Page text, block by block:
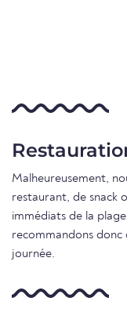
Malheureusement,
restaurant, de snack
immédiats de la
recommandons
journée.